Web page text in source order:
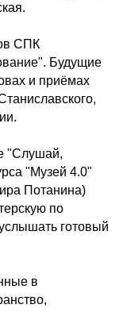
СПК
Будущие
и приёмах
"Слушай,
"Музей 4.0"
Потанина)
по
готовый
в